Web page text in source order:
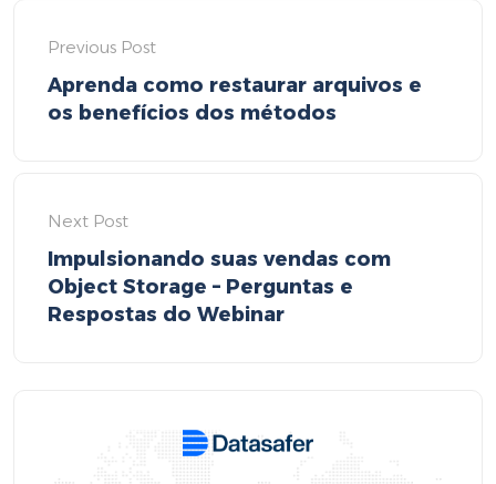
Previous Post
Aprenda como restaurar arquivos e
os benefícios dos métodos
Next Post
Impulsionando suas vendas com
Object Storage – Perguntas e
Respostas do Webinar